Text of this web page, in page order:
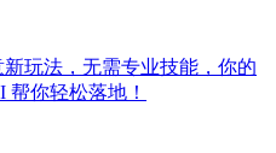
玩法，无需专业技能，你的
帮你轻松落地！